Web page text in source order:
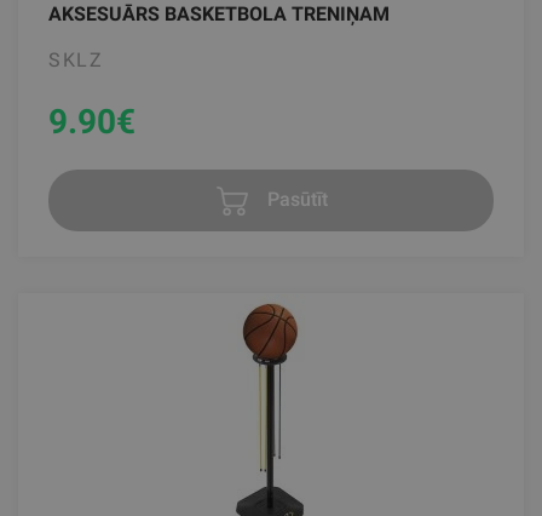
AKSESUĀRS BASKETBOLA TRENIŅAM
SKLZ
9.90€
Pasūtīt